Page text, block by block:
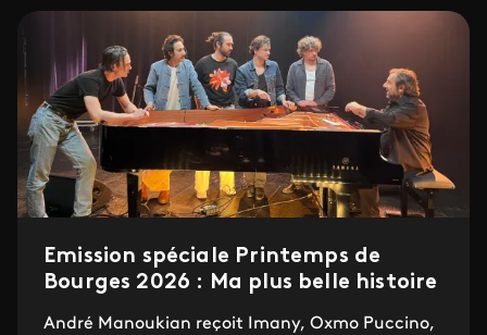
Emission spéciale Printemps de
Bourges 2026 : Ma plus belle histoire
André Manoukian reçoit Imany, Oxmo Puccino,